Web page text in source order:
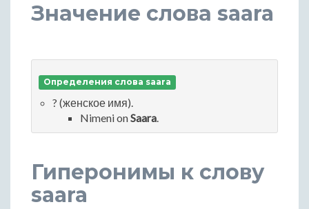
Значение слова saara
Определения слова saara
? (женское имя).
Nimeni onSaara.
Гиперонимы к слову
saara